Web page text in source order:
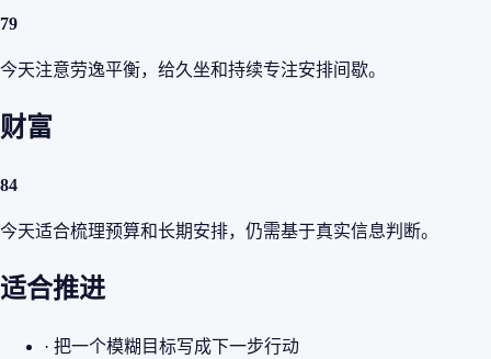
79
今天注意劳逸平衡，给久坐和持续专注安排间歇。
财富
84
今天适合梳理预算和长期安排，仍需基于真实信息判断。
适合推进
· 把一个模糊目标写成下一步行动